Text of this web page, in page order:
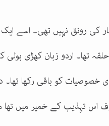
کی رونق نہیں تھی۔ اسے ایک
تھا۔ اردو زبان کھڑی بولی
خصوصیات کو باقی رکھا تھا۔
اس تہذیب کے خمیر میں تھا